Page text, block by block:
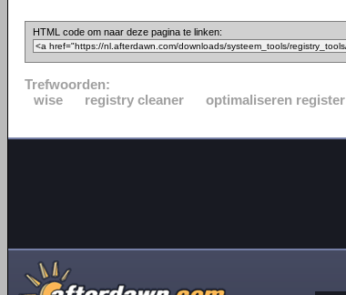
HTML code om naar deze pagina te linken:
Trefwoorden:
wise
registry cleaner optimaliseren register